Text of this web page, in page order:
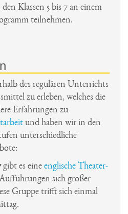
Klassen 5 bis 7 an einem
teilnehmen.
des regulären Unterrichts
zu erleben, welches die
Erfahrungen zu
und haben wir in den
unterschiedliche
gibt es eine englische Theater-
sich großer
Gruppe trifft sich einmal